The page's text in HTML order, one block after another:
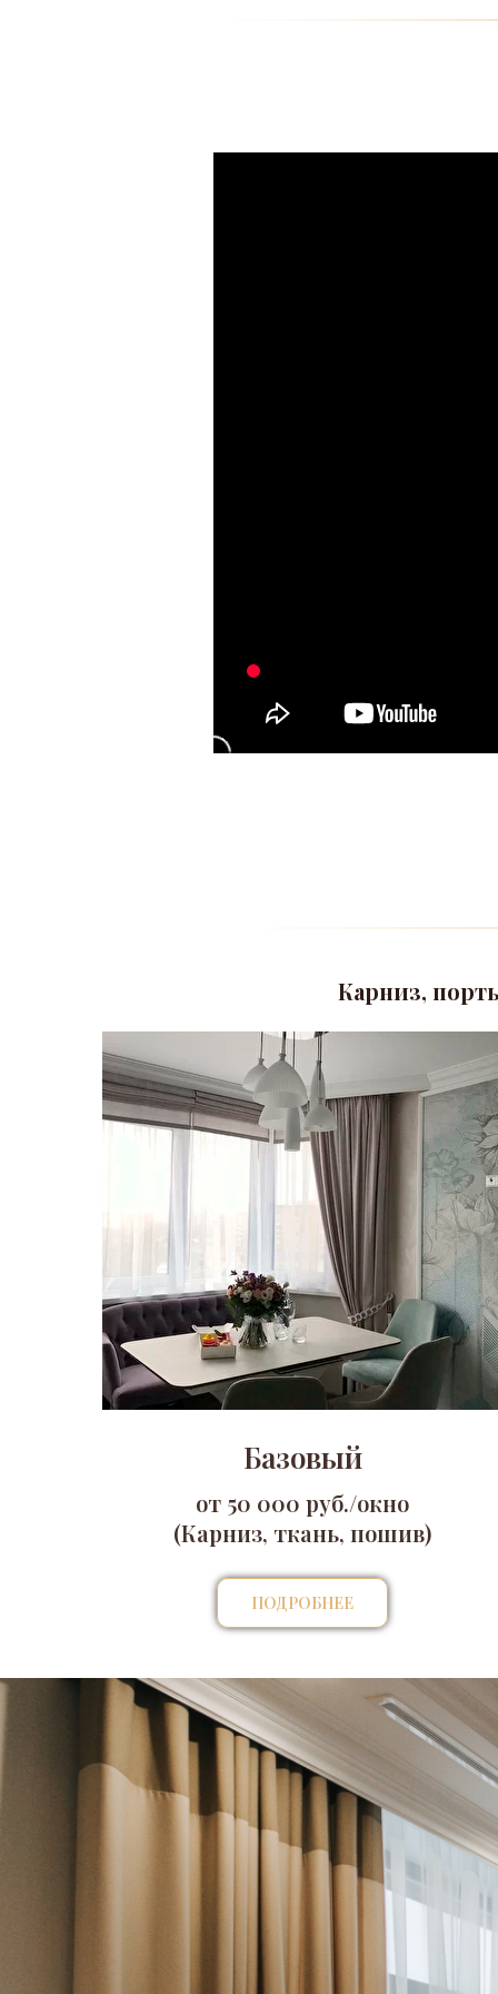
Карниз,
Базовый
от 50 000 руб./окно
(Карниз, ткань, пошив)
ПОДРОБНЕЕ